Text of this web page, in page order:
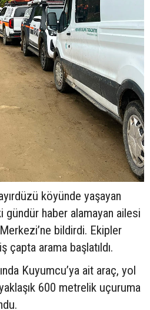
köyünde yaşayan
gündür haber alamayan ailesi
bildirdi. Ekipler
çapta arama başlatıldı.
Kuyumcu’ya ait araç, yol
600 metrelik uçuruma